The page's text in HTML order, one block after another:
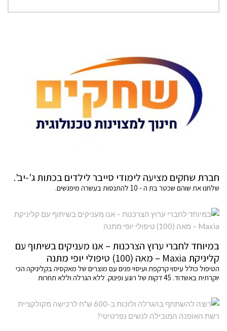
חברת שחקים מציעה לימודי סייבר לילדים בכתות ג'-יב'.
שלחנו את שוהם שכטר בת ה - 10 להתנסות בעשרה מיפגשים.
במיוחד לחברי ערוץ הצרכנות – אנו מעניקים בשיתוף עם
קליניקת Maxia – מאה (100) טיפולי יופי מתנה
הטיפול כולל עיסוי קרקפת ועיסוי פנים עם מוצרים של מאקסיה בקליניקה הכי
יוקרתית באשדוד. 45 דקות של רוגע ופינוק. ללא הגרלה וללא תחרות